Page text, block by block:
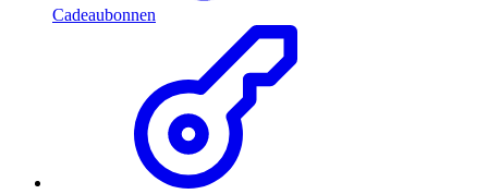
Cadeaubonnen